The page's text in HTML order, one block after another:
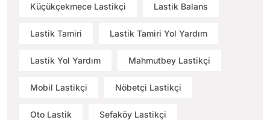
Küçükçekmece Lastikçi Lastik Balans
Lastik Tamiri Lastik Tamiri Yol Yardım
Lastik Yol Yardım Mahmutbey Lastikçi
Mobil Lastikçi Nöbetçi Lastikçi
Oto Lastik Sefaköy Lastikçi